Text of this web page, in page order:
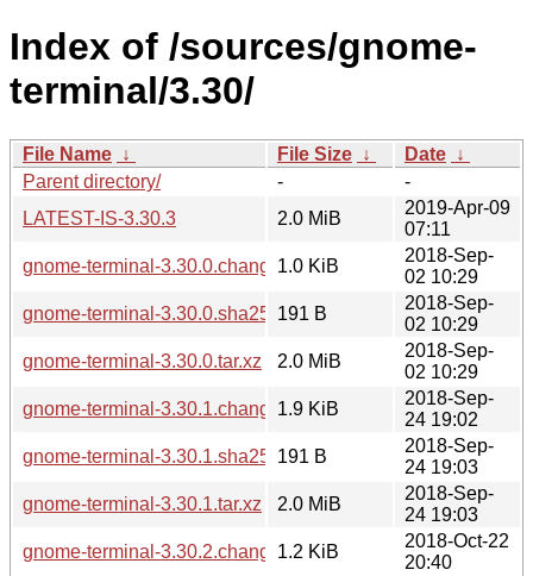
Index of /sources/gnome-
terminal/3.30/
File Name ↓ File Size ↓ Date ↓
Parent directory/
-
-
LATEST-IS-3.30.3
2.0 MiB
2019-Apr-09
07:11
gnome-terminal-3.30.0.changes1.0 KiB
2018-Sep-
02 10:29
gnome-terminal-3.30.0.sha256sum
191 B
2018-Sep-
02 10:29
gnome-terminal-3.30.0.tar.xz
2.0 MiB
2018-Sep-
02 10:29
gnome-terminal-3.30.1.changes1.9 KiB
2018-Sep-
24 19:02
gnome-terminal-3.30.1.sha256sum
191 B
2018-Sep-
24 19:03
gnome-terminal-3.30.1.tar.xz
2.0 MiB
2018-Sep-
24 19:03
gnome-terminal-3.30.2.changes1.2 KiB
2018-Oct-22
20:40